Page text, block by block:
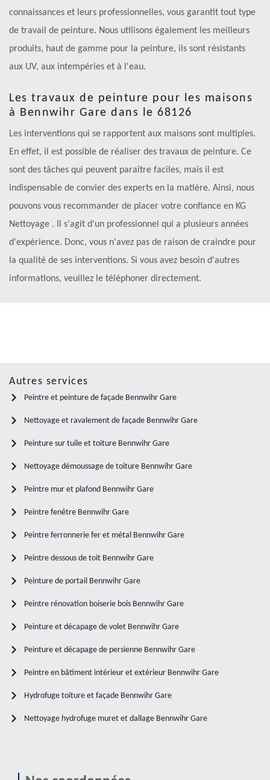
connaissances et leurs professionnelles, vous garantit tout type
de travail de peinture. Nous utilisons également les meilleurs
produits, haut de gamme pour la peinture, ils sont résistants
aux UV, aux intempéries et à l'eau.
Les travaux de peinture pour les maisons
à Bennwihr Gare dans le 68126
Les interventions qui se rapportent aux maisons sont multiples.
En effet, il est possible de réaliser des travaux de peinture. Ce
sont des tâches qui peuvent paraître faciles, mais il est
indispensable de convier des experts en la matière. Ainsi, nous
pouvons vous recommander de placer votre confiance en KG
Nettoyage . Il s'agit d'un professionnel qui a plusieurs années
d'expérience. Donc, vous n'avez pas de raison de craindre pour
la qualité de ses interventions. Si vous avez besoin d'autres
informations, veuillez le téléphoner directement.
Autres services
Peintre et peinture de façade Bennwihr Gare
Nettoyage et ravalement de façade Bennwihr Gare
Peinture sur tuile et toiture Bennwihr Gare
Nettoyage démoussage de toiture Bennwihr Gare
Peintre mur et plafond Bennwihr Gare
Peintre fenêtre Bennwihr Gare
Peintre ferronnerie fer et métal Bennwihr Gare
Peintre dessous de toit Bennwihr Gare
Peinture de portail Bennwihr Gare
Peintre rénovation boiserie bois Bennwihr Gare
Peinture et décapage de volet Bennwihr Gare
Peinture et décapage de persienne Bennwihr Gare
Peintre en bâtiment intérieur et extérieur Bennwihr Gare
Hydrofuge toiture et façade Bennwihr Gare
Nettoyage hydrofuge muret et dallage Bennwihr Gare